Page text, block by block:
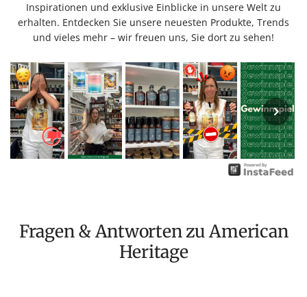
Inspirationen und exklusive Einblicke in unsere Welt zu
erhalten. Entdecken Sie unsere neuesten Produkte, Trends
und vieles mehr – wir freuen uns, Sie dort zu sehen!
Fragen & Antworten zu American
Heritage